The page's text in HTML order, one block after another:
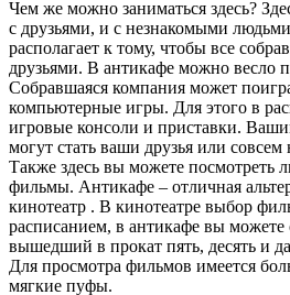
Чем же можно заниматься здесь?
с друзьями, и с незнакомыми
располагает к тому, чтобы все
друзьями. В антикафе можно весло
Собравшаяся компания может
компьютерные игры. Для этого в
игровые консоли и приставки.
могут стать ваши друзья или
Также здесь вы можете посмотреть
фильмы. Антикафе – отличная
кинотеатр . В кинотеатре выбор
расписанием, в антикафе вы можете
вышедший в прокат пять, десять и
Для просмотра фильмов имеется
мягкие пуфы.